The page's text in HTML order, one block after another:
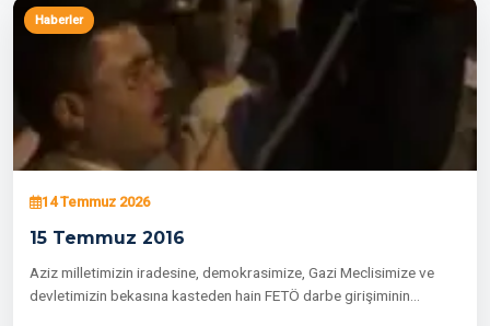
Haberler
14 Temmuz 2026
15 Temmuz 2016
Aziz milletimizin iradesine, demokrasimize, Gazi Meclisimize ve
devletimizin bekasına kasteden hain FETÖ darbe girişiminin